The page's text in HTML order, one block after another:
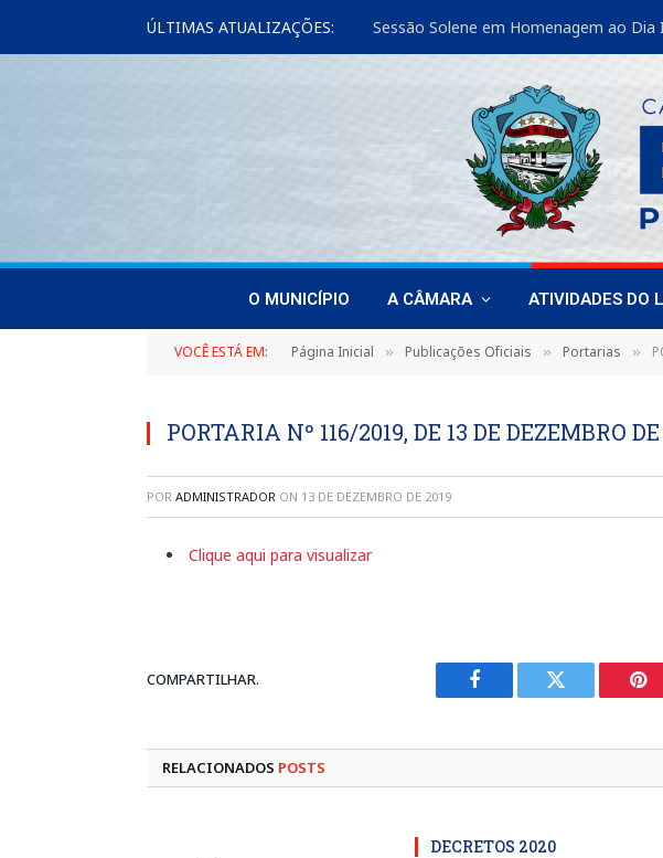
ÚLTIMAS ATUALIZAÇÕES:
O MUNICÍPIO A CÂMARA ATIVIDADES DO
VOCÊ ESTÁ EM: Página Inicial » Publicações Oficiais » Portarias »
PORTARIA Nº 116/2019, DE 13 DE DEZEMBRO
POR ADMINISTRADOR ON 13 DE DEZEMBRO DE 2019
Clique aqui para visualizar
COMPARTILHAR.
Facebook Twitter
RELACIONADOS POSTS
DECRETOS 2020